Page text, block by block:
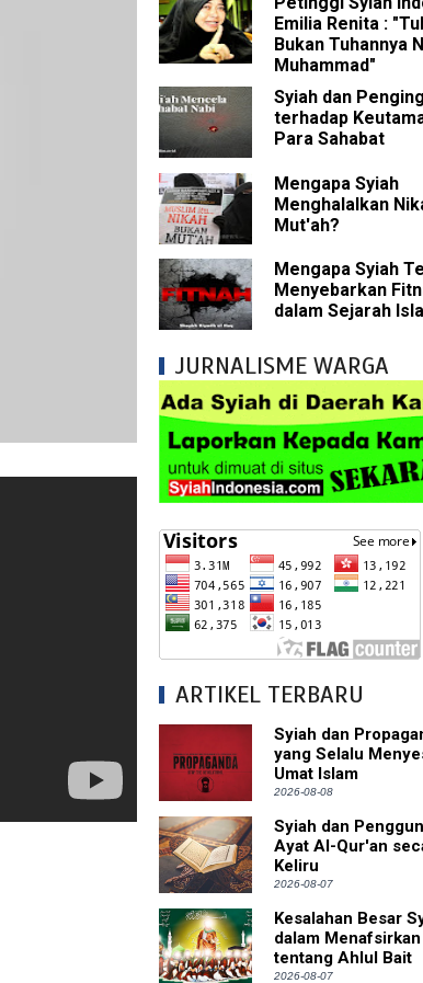
dalam Pemahaman tentang Khalifah
dalam Akidah Islam
Menyikapi Khalifah Abu Bakar
yang Tidak Masuk Akal dalam Islam
dalam Konsep Mahdi
Hak Kekhalifahan
Ajarannya tentang Wilayah Imam
yang Selalu Menyesatkan Umat Islam
Ayat Al-Qur'an secara Keliru
dalam Menafsirkan Dalil tentang Ahlul Bait
Emilia Renita :
Bukan Tuhannya
Muhammad"
Syiah dan
terhadap
Para Sahabat
Mengapa Syiah
Menghalalkan
Mut'ah?
Mengapa Syiah
Menyebarkan
dalam Sejarah
JURNALISME WARGA
ARTIKEL TERBARU
Syiah dan
yang Selalu
Umat Islam
2026-08-08
Syiah dan
Ayat Al-Qur'an
Keliru
2026-08-07
Kesalahan Besar
dalam
tentang Ahlul Bait
2026-08-07